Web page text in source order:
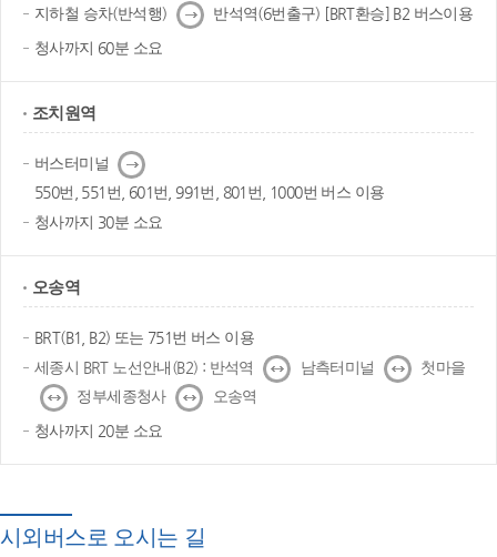
지하철 승차(반석행) 다
음
반석역(6번출구) [BRT환승] B2 버스이용
청사까지 60분 소요
조치원역
버스터미널 다
음
550번, 551번, 601번, 991번, 801번, 1000번 버스 이용
청사까지 30분 소요
오송역
BRT(B1, B2) 또는 751번 버스 이용
세종시 BRT 노선안내(B2) : 반석역
↔ 남측터미널 ↔
첫마을
↔
정부세종청사 ↔
오송역
청사까지 20분 소요
시외버스로 오시는 길